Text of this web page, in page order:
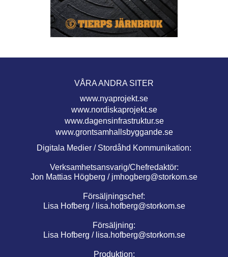
VÅRA ANDRA SITER
www.nyaprojekt.se
www.nordiskaprojekt.se
www.dagensinfrastruktur.se
www.grontsamhallsbyggande.se
Digitala Medier / Stordåhd Kommunikation:
Verksamhetsansvarig/Chefredaktör:
Jon Mattias Högberg / jmhogberg@storkom.se
Försäljningschef:
Lisa Hofberg / lisa.hofberg@storkom.se
Försäljning:
Lisa Hofberg / lisa.hofberg@storkom.se
Produktion: